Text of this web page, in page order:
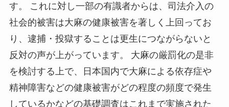
す。 これに対し一部の有識者からは、司法介入の
社会的被害は大麻の健康被害を著しく上回ってお
り、逮捕・投獄することは更生につながらないと
反対の声が上がっています。 大麻の厳罰化の是非
を検討する上で、日本国内で大麻による依存症や
精神障害などの健康被害がどの程度の頻度で発生
しているかなどの基礎調査はこれまで実施された